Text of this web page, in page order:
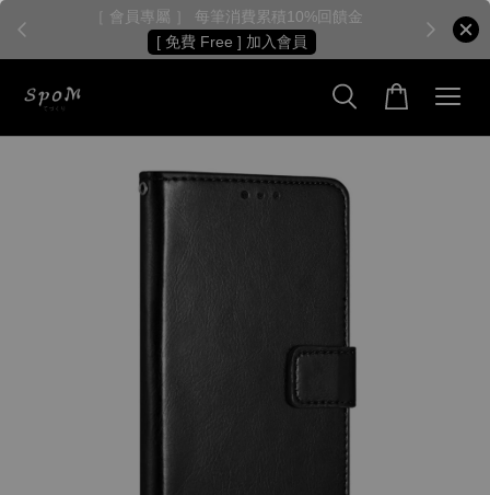
［ 會員專屬 ］ 每筆消費累積10%回饋金
[ 免費 Free ] 加入會員